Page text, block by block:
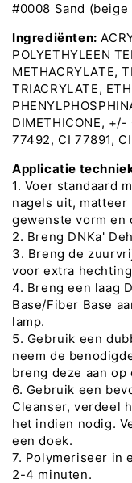
#0008 Sand
Ingrediënten:
POLYETHYLEEN
METHACRYLATE,
TRIACRYLATE,
DIMETHICONE,
77492, CI 77891,
Applicatie
1. Voer standaard
nagels uit,
gewenste vorm en
2. Breng DNKa'
3. Breng de
voor extra
4. Breng een laag
Base/Fiber Base
lamp.
5. Gebruik een
neem de
breng deze aan op
6. Gebruik een
Cleanser, verdeel
het indien nodig.
een doek.
7. Polymeriseer in
2-4 minuten.